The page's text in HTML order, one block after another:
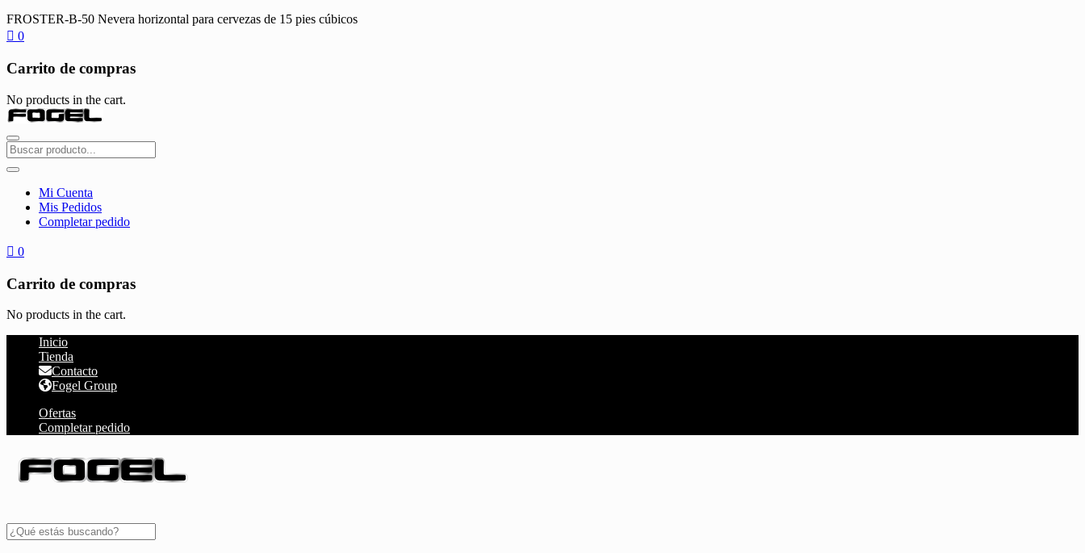
FROSTER-B-50 Nevera horizontal para cervezas de 15 pies cúbicos
0
Carrito de compras
No products in the cart.
Mi Cuenta
Mis Pedidos
Completar pedido
0
Carrito de compras
No products in the cart.
Inicio
Tienda
Contacto
Fogel Group
Ofertas
Completar pedido